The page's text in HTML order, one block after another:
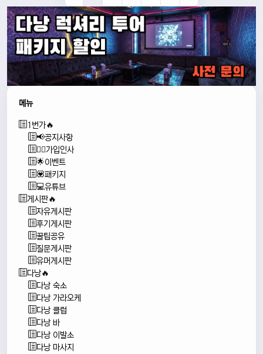
메뉴
1번가🔥
📢공지사항
🙇‍♂️가입인사
🌟이벤트
💟패키지
💻유튜브
게시판🔥
자유게시판
후기게시판
꿀팁공유
질문게시판
유머게시판
다낭🔥
다낭 숙소
다낭 가라오케
다낭 클럽
다낭 바
다낭 이발소
다낭 마사지